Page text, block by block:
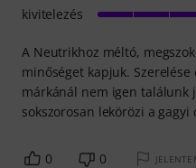
A Neutrikhoz méltó,
minőséget kapjuk.
márkánál nem igen találunk
sokszorosan lekörözi a gagyi
kivitelezés
0 0